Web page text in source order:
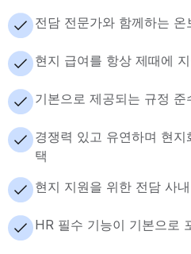
전담 전문가와 함께하는 온
현지 급여를 항상 제때에
기본으로 제공되는 규정 준
경쟁력 있고 유연하며 현지
택
현지 지원을 위한 전담 사
HR 필수 기능이 기본으로